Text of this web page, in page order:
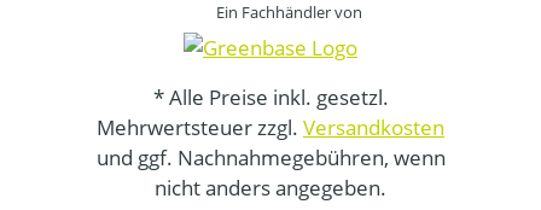
Ein Fachhändler von
* Alle Preise inkl. gesetzl.
Mehrwertsteuer zzgl. Versandkosten
und ggf. Nachnahmegebühren, wenn
nicht anders angegeben.